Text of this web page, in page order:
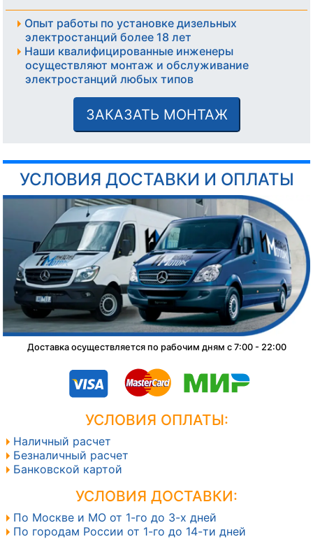
Опыт работы по установке дизельных
электростанций более 18 лет
Наши квалифицированные инженеры
осуществляют монтаж и обслуживание
электростанций любых типов
ЗАКАЗАТЬ МОНТАЖ
УСЛОВИЯ ДОСТАВКИ И ОПЛАТЫ
Доставка осуществляется по рабочим дням с 7:00 - 22:00
УСЛОВИЯ ОПЛАТЫ:
Наличный расчет
Безналичный расчет
Банковской картой
УСЛОВИЯ ДОСТАВКИ:
По Москве и МО от 1-го до 3-х дней
По городам России от 1-го до 14-ти дней